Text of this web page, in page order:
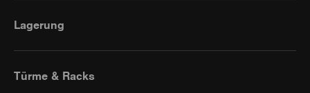
Lagerung
Türme & Racks